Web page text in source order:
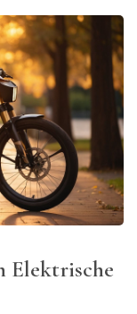
Elektrische